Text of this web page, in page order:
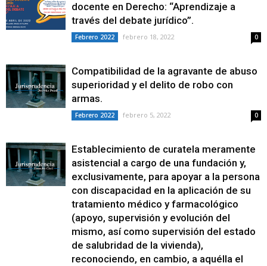
docente en Derecho: “Aprendizaje a
través del debate jurídico”.
Febrero 2022 febrero 18, 2022 0
Compatibilidad de la agravante de abuso
superioridad y el delito de robo con
armas.
Febrero 2022 febrero 5, 2022 0
Establecimiento de curatela meramente
asistencial a cargo de una fundación y,
exclusivamente, para apoyar a la persona
con discapacidad en la aplicación de su
tratamiento médico y farmacológico
(apoyo, supervisión y evolución del
mismo, así como supervisión del estado
de salubridad de la vivienda),
reconociendo, en cambio, a aquélla el